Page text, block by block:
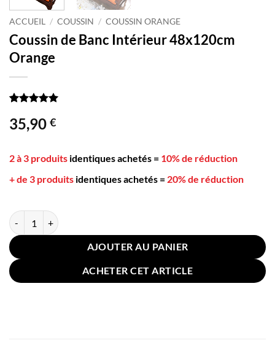
ACCUEIL / COUSSIN / COUSSIN ORANGE
Coussin de Banc Intérieur 48x120cm
Orange
5 basé sur
notation
35,90 €
2 à 3 produits identiques achetés = 10% de réduction
+ de 3 produits identiques achetés = 20% de réduction
quantité de Coussin de Banc Intérieur 48x120cm Orange
AJOUTER AU PANIER
ACHETER CET ARTICLE